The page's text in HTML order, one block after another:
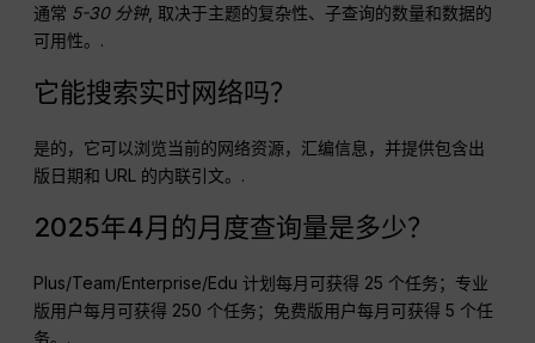
通常 5-30 分钟, 取决于主题的复杂性、子查询的数量和数据的
可用性。.
它能搜索实时网络吗？
是的，它可以浏览当前的网络资源，汇编信息，并提供包含出
版日期和 URL 的内联引文。.
2025年4月的月度查询量是多少？
Plus/Team/Enterprise/Edu 计划每月可获得 25 个任务；专业
版用户每月可获得 250 个任务；免费版用户每月可获得 5 个任
务。.